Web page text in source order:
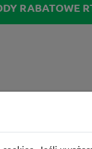
RABATOWE